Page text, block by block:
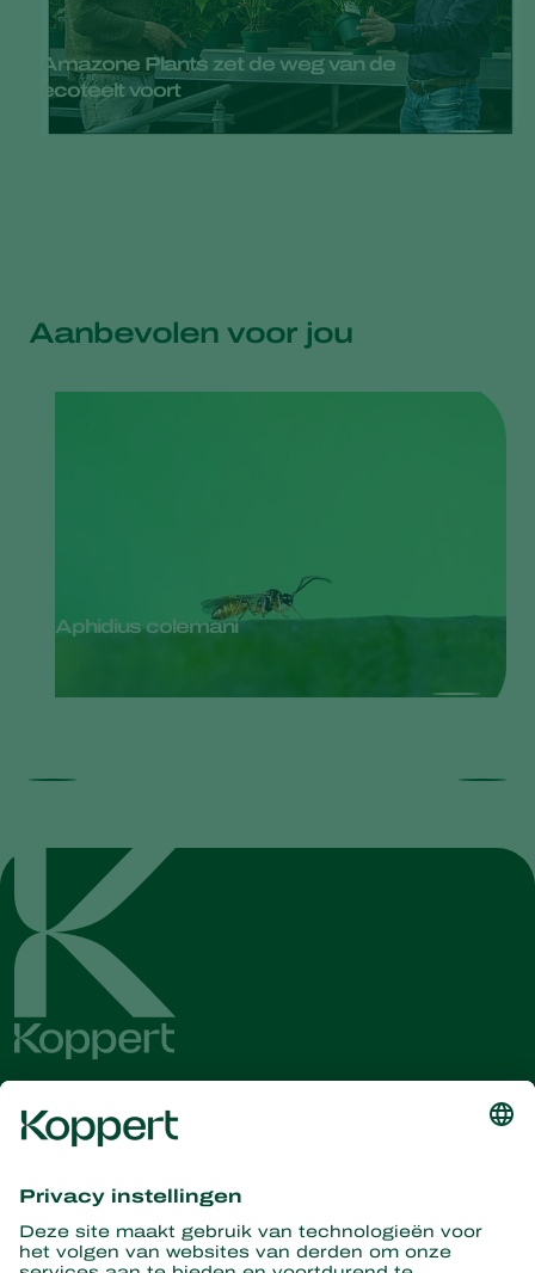
Amazone Plants zet de weg van de
ecoteelt voort
Aanbevolen voor jou
Aphidius colemani
Ontvang het laatste nieuws en
informatie
Hier aanmelden